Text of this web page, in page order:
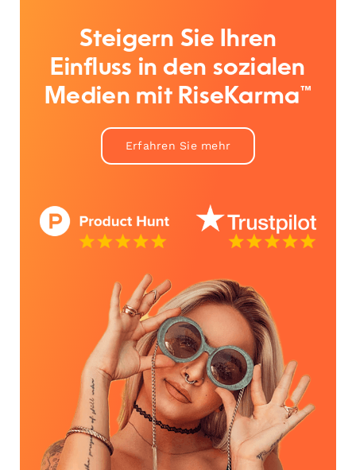
Steigern Sie Ihren
Einfluss in den sozialen
Medien mit RiseKarma™
Erfahren Sie mehr